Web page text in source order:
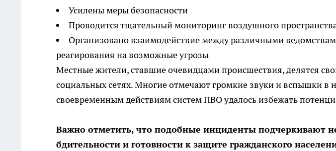
Усилены меры безопасности
Проводится тщательный мониторинг воздушного
Организовано взаимодействие между различными
реагирования на возможные угрозы
Местные жители, ставшие очевидцами происшествия, делятся
социальных сетях. Многие отмечают громкие звуки и вспышки в
своевременным действиям систем ПВО удалось избежать
Важно отметить, что подобные инциденты подчеркивают
бдительности и готовности к защите гражданского